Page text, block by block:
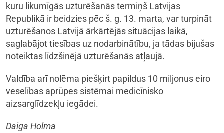
kuru likumīgās uzturēšanās termiņš Latvijas
Republikā ir beidzies pēc š. g. 13. marta, var turpināt
uzturēšanos Latvijā ārkārtējās situācijas laikā,
saglabājot tiesības uz nodarbinātību, ja tādas bijušas
noteiktas līdzšinējā uzturēšanās atļaujā.
Valdība arī nolēma piešķirt papildus 10 miljonus eiro
veselības aprūpes sistēmai medicīnisko
aizsarglīdzekļu iegādei.
Daiga Holma